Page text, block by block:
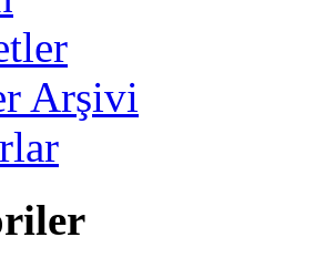
Arşivi